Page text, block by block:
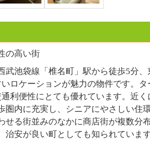
の高い街
武池袋線「椎名町」駅から徒歩5分
ロケーションが魅力の物件です。
利便性にとても優れています。近
圏内に充実し、シニアにやさしい住
せる街並みのなかに商店街が複数分
治安が良い町としても知られてい